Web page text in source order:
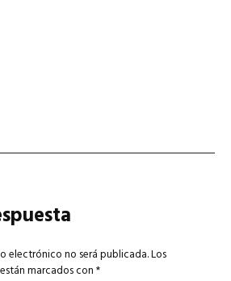
de artículos
electrónico no será publicada.Los
marcados con*